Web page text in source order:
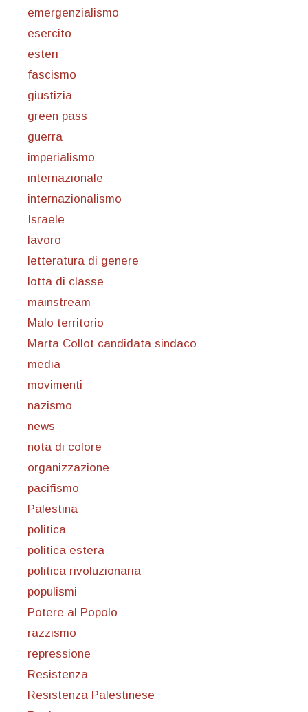
emergenzialismo
esercito
esteri
fascismo
giustizia
green pass
guerra
imperialismo
internazionale
internazionalismo
Israele
lavoro
letteratura di genere
lotta di classe
mainstream
Malo territorio
Marta Collot candidata sindaco
media
movimenti
nazismo
news
nota di colore
organizzazione
pacifismo
Palestina
politica
politica estera
politica rivoluzionaria
populismi
Potere al Popolo
razzismo
repressione
Resistenza
Resistenza Palestinese